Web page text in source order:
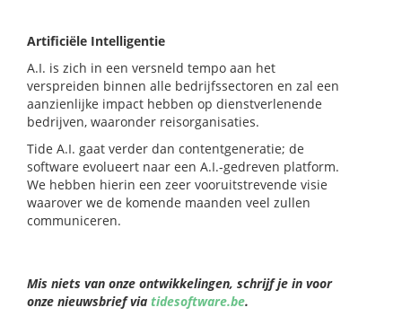
Artificiële Intelligentie
A.I. is zich in een versneld tempo aan het
verspreiden binnen alle bedrijfssectoren en zal een
aanzienlijke impact hebben op dienstverlenende
bedrijven, waaronder reisorganisaties.
Tide A.I. gaat verder dan contentgeneratie; de
software evolueert naar een A.I.-gedreven platform.
We hebben hierin een zeer vooruitstrevende visie
waarover we de komende maanden veel zullen
communiceren.
Mis niets van onze ontwikkelingen, schrijf je in voor
onze nieuwsbrief via tidesoftware.be.